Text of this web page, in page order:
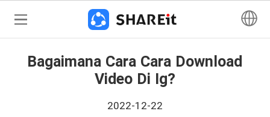
Bagaimana Cara Cara Download
Video Di Ig?
2022-12-22